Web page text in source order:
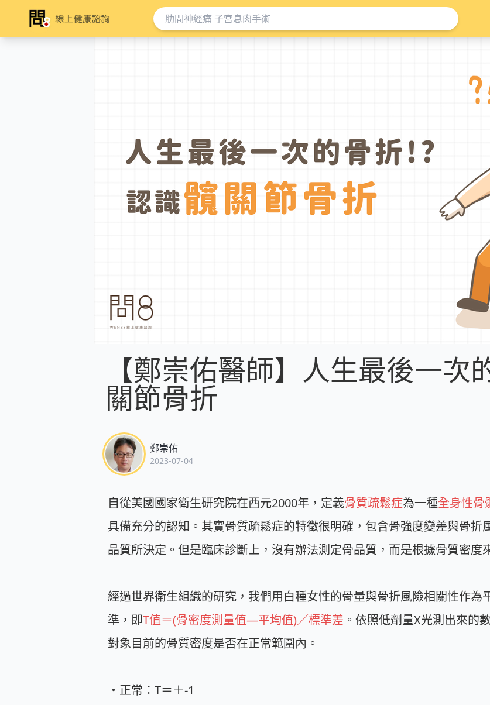
【鄭崇佑醫師】人生最後一次
關節骨折
鄭崇佑
2023-07-04
自從美國國家衛生研究院在西元2000年，定義骨質疏鬆症為一種全身性骨
具備充分的認知。其實骨質疏鬆症的特徵很明確，包含骨強度變差與骨折
品質所決定。但是臨床診斷上，沒有辦法測定骨品質，而是根據骨質密度
經過世界衛生組織的研究，我們用白種女性的骨量與骨折風險相關性作為
準，即T值＝(骨密度測量值—平均值)／標準差 。依照低劑量X光測出來的
對象目前的骨質密度是否在正常範圍內。
・正常：T＝＋-1